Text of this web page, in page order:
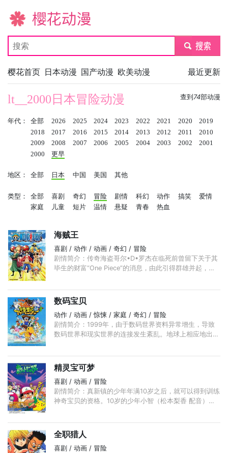
樱花动漫
submit
樱花首页 日本动漫 国产动漫 欧美动漫 最近更新
查到 74部动漫
lt__2000日本冒险动漫
年代： 全部 2026 2025 2024 2023 2022 2021 2020
2019
2018
2017 2016 2015 2014 2013 2012 2011
2010
2009
2008 2007 2006 2005 2004 2003 2002
2001
2000
更早
地区： 全部 日本 中国 美国 其他
类型： 全部 喜剧 奇幻 冒险 剧情 科幻 动作 搞笑
爱情
家庭
儿童 短片 温情 悬疑 青春 热血
海贼王
喜剧 / 动作 / 动画 / 奇幻 / 冒险
剧情简介：传奇海盗哥尔•D•罗杰在临死前曾留下关于其
毕生的财富“One Piece”的消息，由此引得群雄并起，众
代”。 ...
数码宝贝
动作 / 动画 / 惊悚 / 家庭 / 奇幻 / 冒险
剧情简介：1999年，由于数码世界资料异常增生，导致
数码世界和现实世界的连接发生紊乱。地球上相应地出现
冬天。 ...
精灵宝可梦
喜剧 / 动画 / 冒险
剧情简介：真新镇的少年年满10岁之后，就可以得到训练
神奇宝贝的资格。10岁的少年小智（松本梨香 配音）以
全职猎人
喜剧 / 动画 / 冒险